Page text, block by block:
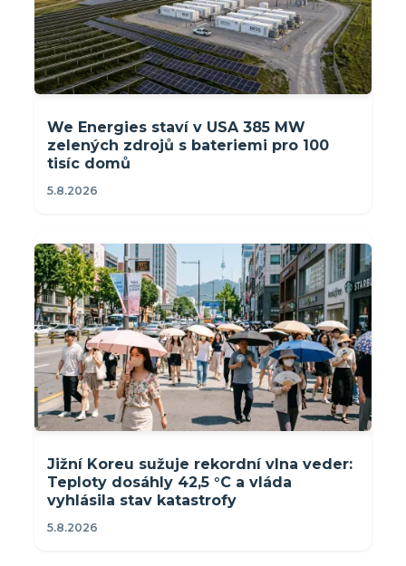
We Energies staví v USA 385 MW
zelených zdrojů s bateriemi pro 100
tisíc domů
5.8.2026
Jižní Koreu sužuje rekordní vlna veder:
Teploty dosáhly 42,5 °C a vláda
vyhlásila stav katastrofy
5.8.2026